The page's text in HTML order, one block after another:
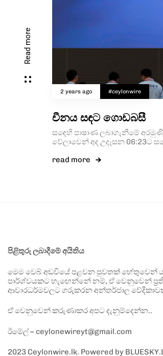
Read more
2 years ago #ceylonwire
චීනය සඳට ගොඩබසී
සඳෙහි පාෂාණ ලබාගැනීමේ
වේලාවෙන් අද උදෑසන 06:23ට
read more
පිළිතුරු ලබාදීමේ අයිතිය
මෙම වෙබ් අඩවියේ පළවන පුවතක් හේතුවෙන්
පාර්ශ්වයකට හැඟෙන්නේ නම්, ඒ වෙනුවෙන්
ආචාරධර්මවලට ගරුකරන අන්තර්ජාල
ඒ වෙනුවෙන් කරුණාකර අපට දැනුම්දෙන්න..
ඊමේල් – ceylonewireyt@gmail.com
2023 Ceylonwire.lk. Powered by